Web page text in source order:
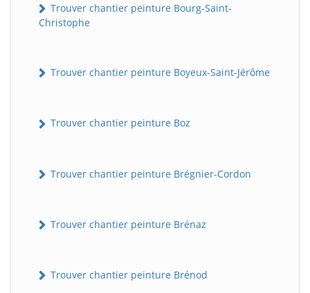
Trouver chantier peinture Bourg-Saint-
Christophe
Trouver chantier peinture Boyeux-Saint-Jérôme
Trouver chantier peinture Boz
Trouver chantier peinture Brégnier-Cordon
Trouver chantier peinture Brénaz
Trouver chantier peinture Brénod